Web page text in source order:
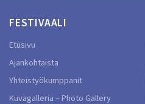
FESTIVAALI
Etusivu
Ajankohtaista
Yhteistyökumppanit
Kuvagalleria – Photo Gallery